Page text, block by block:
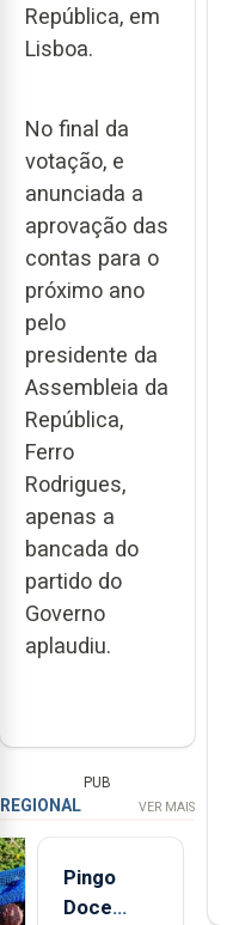
República, em
Lisboa.
No final da
votação, e
anunciada a
aprovação das
contas para o
próximo ano
pelo
presidente da
Assembleia da
República,
Ferro
Rodrigues,
apenas a
bancada do
partido do
Governo
aplaudiu.
PUB
REGIONAL VER MAIS
Pingo
Doce